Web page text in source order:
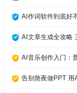
款之
的新
AI作词软件到底好
AI文章生成全攻略
AI音乐创作入门：
告别熬夜做PPT 用